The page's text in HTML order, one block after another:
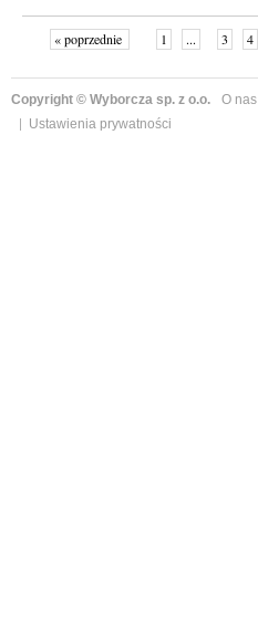
« poprzednie 1 ... 3 4
Copyright © Wyborcza sp. z o.o. O nas
Ustawienia prywatności